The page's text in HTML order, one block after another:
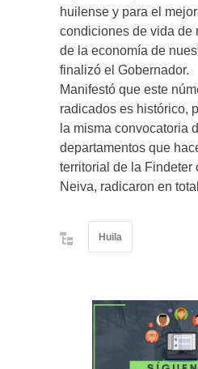
huilense y para el
condiciones de vida de
de la economía de
finalizó el Gobernador.
Manifestó que este
radicados es histórico,
la misma convocatoria
departamentos que
territorial de la Findeter
Neiva, radicaron en
Huila